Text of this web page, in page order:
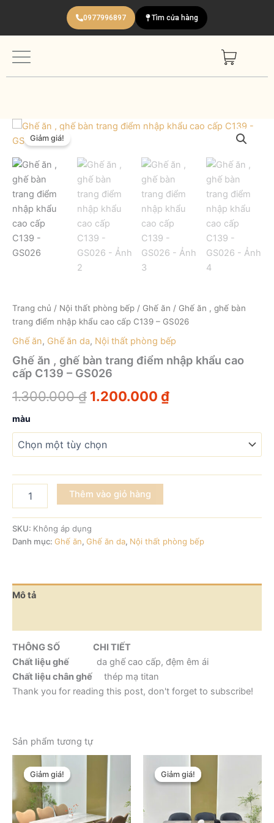
nội
dung
0977996897 Tìm cửa hàng
Giảm giá!
Trang chủ / Nội thất phòng bếp / Ghế ăn / Ghế ăn , ghế bàn
trang điểm nhập khẩu cao cấp C139 – GS026
Ghế ăn, Ghế ăn da, Nội thất phòng bếp
Ghế ăn , ghế bàn trang điểm nhập khẩu cao
cấp C139 – GS026
1.300.000₫
Giá
là:
1.300.000 ₫.
1.200.000 ₫
Giá
tại
là:
1.200.000 ₫.
màu
Ghế
ăn
ghế
trang
điểm
nhập
khẩu
cao
C139
lượng
Thêm vào giỏ hàng
SKU: Không áp dụng
Danh mục: Ghế ăn, Ghế ăn da, Nội thất phòng bếp
Mô tả
THÔNG SỐ CHI TIẾT
Chất liệu ghế da ghế cao cấp, đệm êm ái
Chất liệu chân ghế
thép mạ titan
Thank you for reading this post, don't forget to subscribe!
Sản phẩm tương tự
Giảm giá!
Giảm giá!
6.700.000 ₫
đến
14.000.000 ₫
phẩm
có
nhiều
Giảm giá!
Giảm giá!
từ
đến
phẩm
nhiều